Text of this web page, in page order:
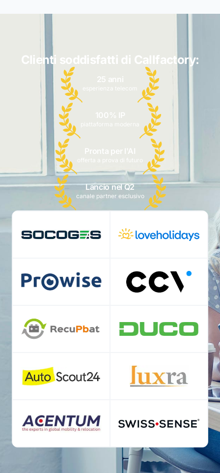
Clienti soddisfatti di Callfactory:
25 anni
esperienza telecom
100% IP
piattaforma moderna
Pronta per l'AI
offerta a prova di futuro
Lancio nel Q2
canale partner esclusivo